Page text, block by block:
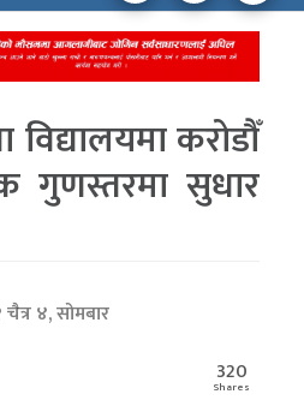
करोडौँ
गुणस्तरमा सुधार
४, सोमबार
320
Shares